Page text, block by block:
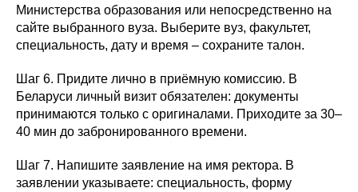
Министерства образования или непосредственно на
сайте выбранного вуза. Выберите вуз, факультет,
специальность, дату и время – сохраните талон.
Шаг 6. Придите лично в приёмную комиссию. В
Беларуси личный визит обязателен: документы
принимаются только с оригиналами. Приходите за 30–
40 мин до забронированного времени.
Шаг 7. Напишите заявление на имя ректора. В
заявлении указываете: специальность, форму